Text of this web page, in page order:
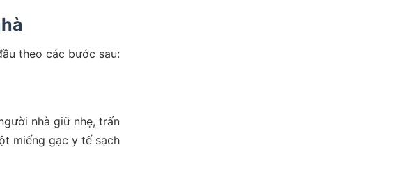
theo các bước sau:
nhà giữ nhẹ, trấn
miếng gạc y tế sạch